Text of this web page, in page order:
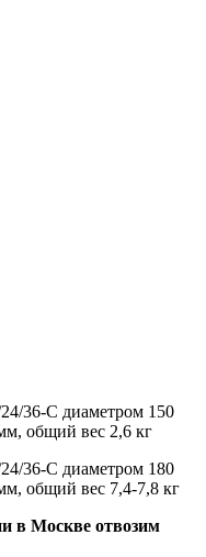
36-С диаметром 150
общий вес 2,6 кг
36-С диаметром 180
общий вес 7,4-7,8 кг
в Москве отвозим